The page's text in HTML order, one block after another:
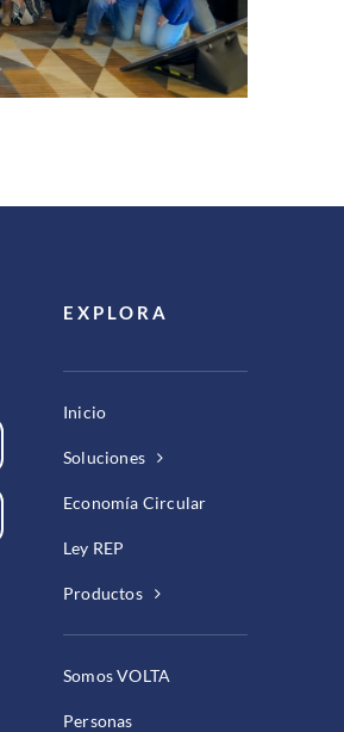
EXPLORA
Inicio
Soluciones
Economía Circular
Ley REP
Productos
Somos VOLTA
Personas